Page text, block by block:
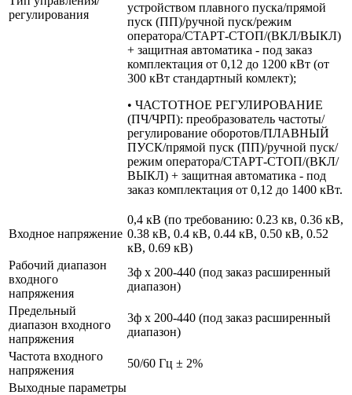
регулирования
устройством плавного пуска/прямой
пуск (ПП)/ручной пуск/режим
оператора/СТАРТ-СТОП/(ВКЛ/ВЫКЛ)
+ защитная автоматика - под заказ
комплектация от 0,12 до 1200 кВт (от
300 кВт стандартный комлект);
• ЧАСТОТНОЕ РЕГУЛИРОВАНИЕ
(ПЧ/ЧРП): преобразователь частоты/
регулирование оборотов/ПЛАВНЫЙ
ПУСК/прямой пуск (ПП)/ручной пуск/
режим оператора/СТАРТ-СТОП/(ВКЛ/
ВЫКЛ) + защитная автоматика - под
заказ комплектация от 0,12 до 1400 кВт.
Входное напряжение
0,4 кВ (по требованию: 0.23 кв, 0.36 кВ,
0.38 кВ, 0.4 кВ, 0.44 кВ, 0.50 кВ, 0.52
кВ, 0.69 кВ)
Рабочий диапазон
входного
напряжения
3ф х 200-440 (под заказ расширенный
диапазон)
Предельный
диапазон входного
напряжения
3ф х 200-440 (под заказ расширенный
диапазон)
Частота входного
напряжения
50/60 Гц ± 2%
Выходные параметры